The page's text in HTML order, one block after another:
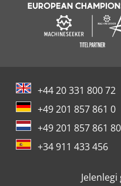
+44 20 331 800 72
+49 201 857 861 0
+49 201 857 861 80
+34 911 433 456